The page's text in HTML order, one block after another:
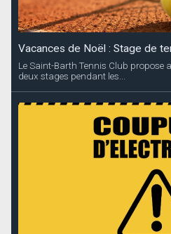
Vacances de Noël : Stage de
Le Saint-Barth Tennis Club propose
deux stages pendant les...